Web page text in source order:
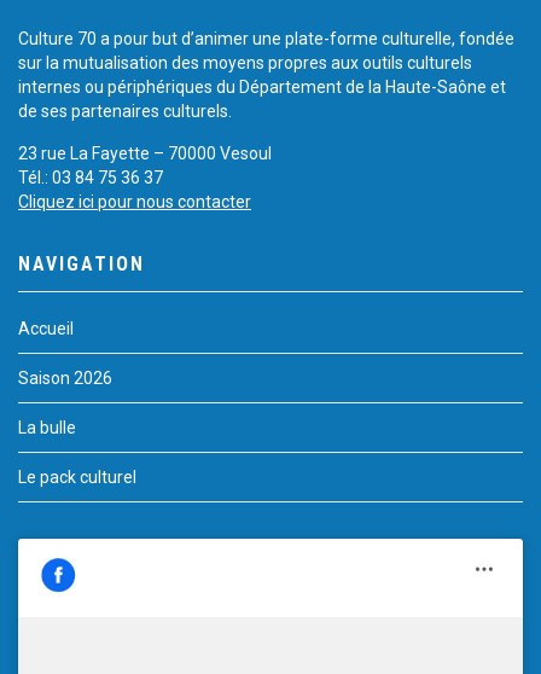
Culture 70 a pour but d’animer une plate-forme culturelle, fondée
sur la mutualisation des moyens propres aux outils culturels
internes ou périphériques du Département de la Haute-Saône et
de ses partenaires culturels.
23 rue La Fayette – 70000 Vesoul
Tél.: 03 84 75 36 37
Cliquez ici pour nous contacter
NAVIGATION
Accueil
Saison 2026
La bulle
Le pack culturel